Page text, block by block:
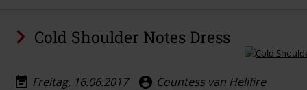
Cold Shoulder Notes Dress
Freitag, 16.06.2017
Countess van Hellfire